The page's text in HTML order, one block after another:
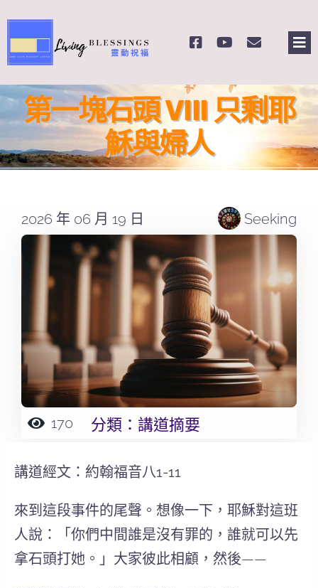
to
content
關於我們
奉獻支持
課程報名
Search
第一塊石頭 VIII 只剩耶
穌與婦人
2026 年 06 月 19 日 Seeking
170 分類：講道摘要
講道經文： 約翰福音八1-11
來到這段事件的尾聲。想像一下，耶穌對這班
人說：「你們中間誰是沒有罪的，誰就可以先
拿石頭打她。」大家彼此相顧，然後——